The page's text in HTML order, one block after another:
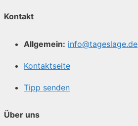
Kontakt
Allgemein: info@tageslage.de
Kontaktseite
Tipp senden
Über uns